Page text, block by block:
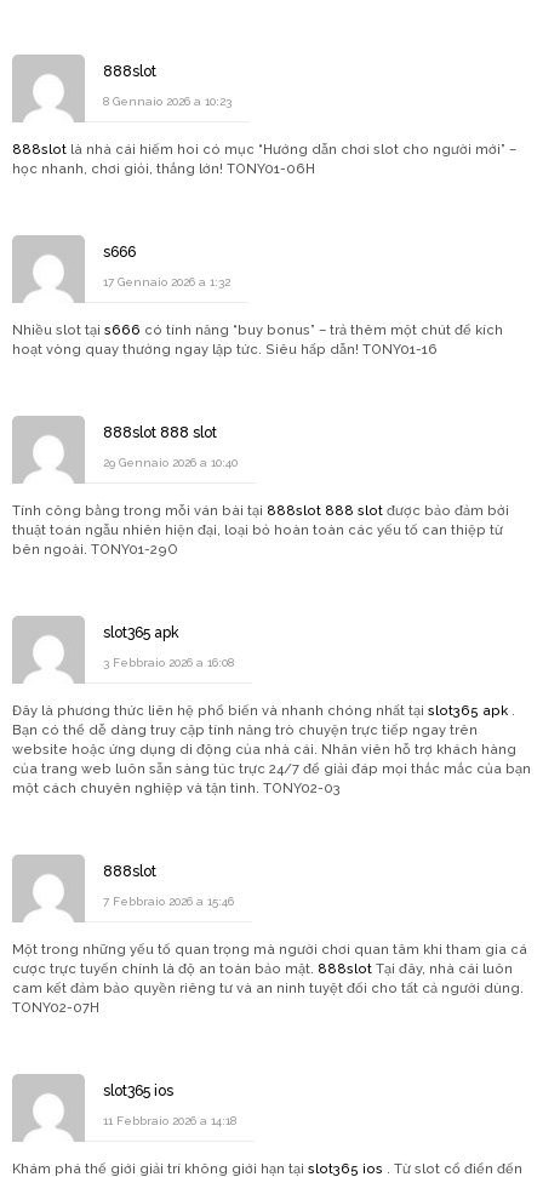
888slot
8 Gennaio 2026 a 10:23
888slot là nhà cái hiếm hoi có mục “Hướng dẫn chơi slot cho người mới” –
học nhanh, chơi giỏi, thắng lớn! TONY01-06H
s666
17 Gennaio 2026 a 1:32
Nhiều slot tại s666 có tính năng “buy bonus” – trả thêm một chút để kích
hoạt vòng quay thưởng ngay lập tức. Siêu hấp dẫn! TONY01-16
888slot 888 slot
29 Gennaio 2026 a 10:40
Tính công bằng trong mỗi ván bài tại 888slot 888 slot được bảo đảm bởi
thuật toán ngẫu nhiên hiện đại, loại bỏ hoàn toàn các yếu tố can thiệp từ
bên ngoài. TONY01-29O
slot365 apk
3 Febbraio 2026 a 16:08
Đây là phương thức liên hệ phổ biến và nhanh chóng nhất tại slot365 apk .
Bạn có thể dễ dàng truy cập tính năng trò chuyện trực tiếp ngay trên
website hoặc ứng dụng di động của nhà cái. Nhân viên hỗ trợ khách hàng
của trang web luôn sẵn sàng túc trực 24/7 để giải đáp mọi thắc mắc của bạn
một cách chuyên nghiệp và tận tình. TONY02-03
888slot
7 Febbraio 2026 a 15:46
Một trong những yếu tố quan trọng mà người chơi quan tâm khi tham gia cá
cược trực tuyến chính là độ an toàn bảo mật. 888slot Tại đây, nhà cái luôn
cam kết đảm bảo quyền riêng tư và an ninh tuyệt đối cho tất cả người dùng.
TONY02-07H
slot365 ios
11 Febbraio 2026 a 14:18
Khám phá thế giới giải trí không giới hạn tại slot365 ios . Từ slot cổ điển đến